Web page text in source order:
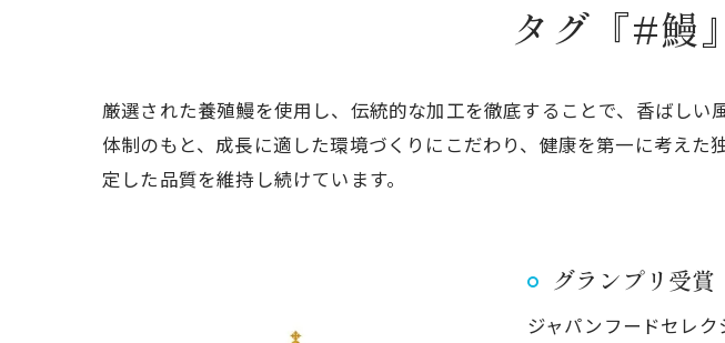
タグ『#鰻
厳選された養殖鰻を使用し、伝統的な加工を徹底することで、香ばし
体制のもと、成長に適した環境づくりにこだわり、健康を第一に考え
定した品質を維持し続けています。
グランプリ受賞
ジャパンフードセレ